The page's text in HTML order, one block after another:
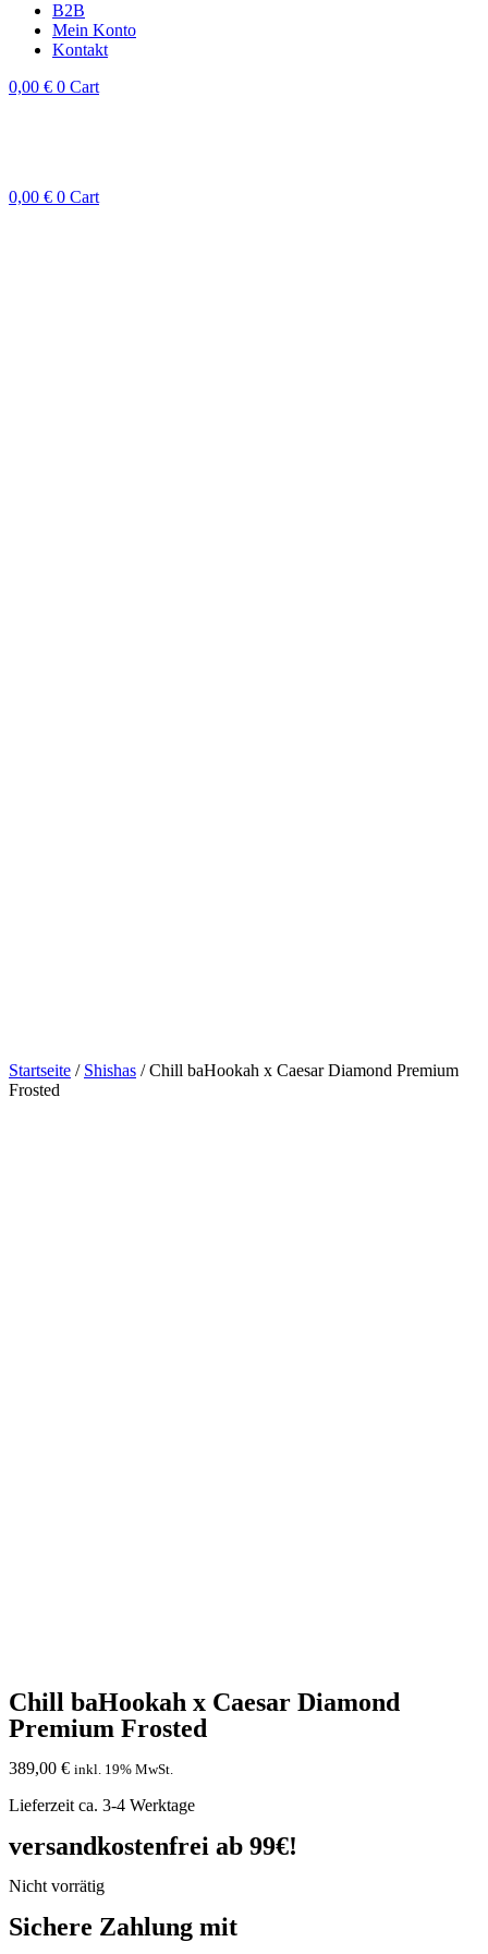
B2B
Mein Konto
Kontakt
0,00 € 0 Cart
0,00 € 0 Cart
Startseite / Shishas / Chill baHookah x Caesar Diamond Premium
Frosted
Chill baHookah x Caesar Diamond
Premium Frosted
389,00 € inkl. 19% MwSt.
Lieferzeit ca. 3-4 Werktage
versandkostenfrei ab 99€!
Nicht vorrätig
Sichere Zahlung mit